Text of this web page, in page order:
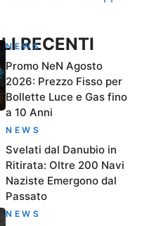
RECENTI
NEWS
Promo NeN Agosto
2026: Prezzo Fisso per
Bollette Luce e Gas fino
a 10 Anni
NEWS
Svelati dal Danubio in
Ritirata: Oltre 200 Navi
Naziste Emergono dal
Passato
NEWS